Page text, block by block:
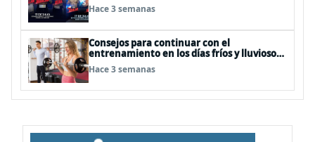
Hace 3 semanas
Consejos para continuar con el
entrenamiento en los días fríos y lluviosos
de invierno
Hace 3 semanas